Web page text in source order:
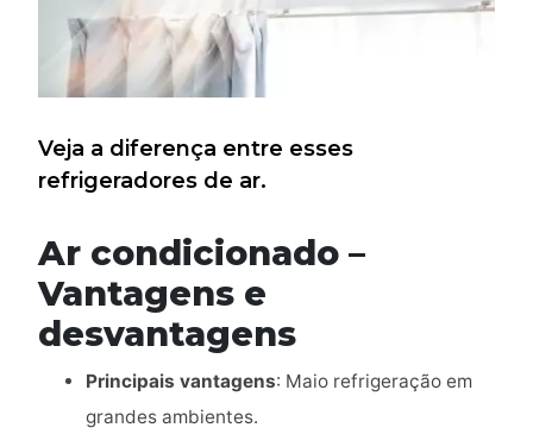
Veja a diferença entre esses
refrigeradores de ar.
Ar condicionado –
Vantagens e
desvantagens
Principais vantagens: Maio refrigeração em
grandes ambientes.